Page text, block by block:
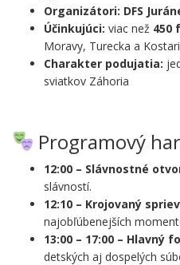
Organizátori: DFS
Účinkujúci: viac než 450
Moravy, Turecka a
Charakter podujatia:
sviatkov Záhoria
Programový
12:00 – Slávnostné
slávností.
12:10 – Krojovaný
najobľúbenejších
13:00 – 17:00 – Hlavný
detských aj dospelých